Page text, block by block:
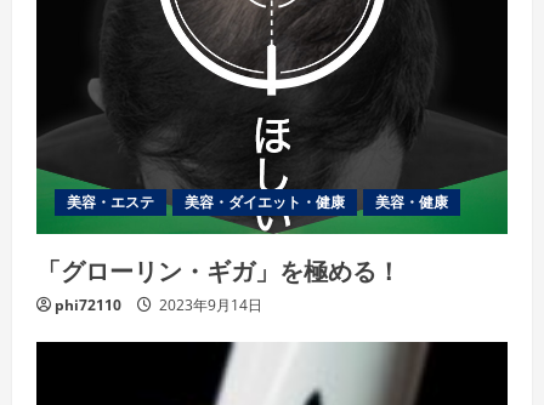
美容・エステ 美容・ダイエット・健康 美容・健康
「グローリン・ギガ」を極める！
phi72110 2023年9月14日